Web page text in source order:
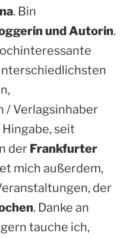
. Bin
und Autorin.
/ Verlagsinhaber
seit
der Frankfurter
mich außerdem,
der
. Danke an
tauche ich,